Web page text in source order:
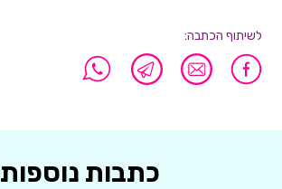
לשיתוף הכתבה:
כתבות נוספות